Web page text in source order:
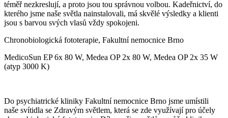
téměř nezkreslují, a proto jsou tou správnou volbou. Kadeřnictví, do
kterého jsme naše světla nainstalovali, má skvělé výsledky a klienti
jsou s barvou svých vlasů vždy spokojeni.
Chronobiologická fototerapie, Fakultní nemocnice Brno
MedicoSun EP 6x 80 W, Medea OP 2x 80 W, Medea OP 2x 35 W
(atyp 3000 K)
Do psychiatrické kliniky Fakultní nemocnice Brno jsme umístili
naše svítidla se Zdravým světlem, která se zde využívají pro účely